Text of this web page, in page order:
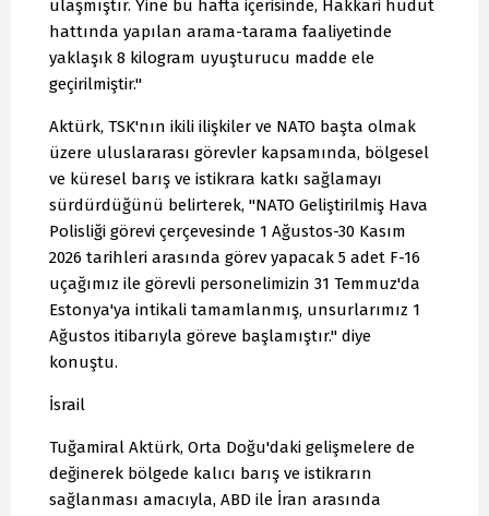
ulaşmıştır. Yine bu hafta içerisinde, Hakkari hudut
hattında yapılan arama-tarama faaliyetinde
yaklaşık 8 kilogram uyuşturucu madde ele
geçirilmiştir."
Aktürk, TSK'nın ikili ilişkiler ve NATO başta olmak
üzere uluslararası görevler kapsamında, bölgesel
ve küresel barış ve istikrara katkı sağlamayı
sürdürdüğünü belirterek, "NATO Geliştirilmiş Hava
Polisliği görevi çerçevesinde 1 Ağustos-30 Kasım
2026 tarihleri arasında görev yapacak 5 adet F-16
uçağımız ile görevli personelimizin 31 Temmuz'da
Estonya'ya intikali tamamlanmış, unsurlarımız 1
Ağustos itibarıyla göreve başlamıştır." diye
konuştu.
İsrail
Tuğamiral Aktürk, Orta Doğu'daki gelişmelere de
değinerek bölgede kalıcı barış ve istikrarın
sağlanması amacıyla, ABD ile İran arasında